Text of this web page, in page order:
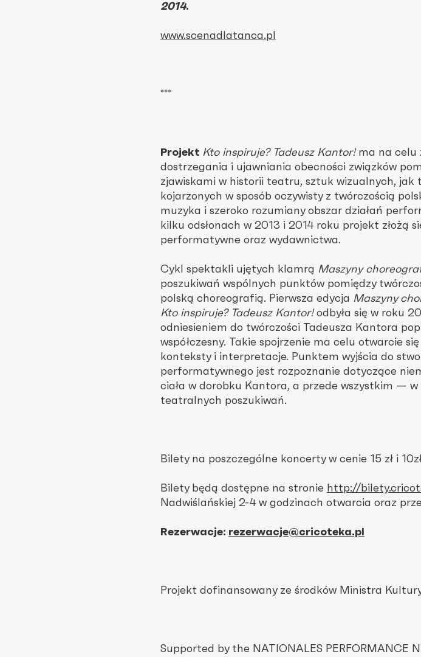
2014.
www.scenadlatanca.pl
***
Projekt Kto inspiruje? Tadeusz Kantor!ma na celu
dostrzegania i ujawniania obecności związków
zjawiskami w historii teatru, sztuk wizualnych, jak
kojarzonych w sposób oczywisty z twórczością
muzyka i szeroko rozumiany obszar działań
kilku odsłonach w 2013 i 2014 roku projekt złożą
performatywne oraz wydawnictwa.
Cykl spektakli ujętych klamrą Maszyny
poszukiwań wspólnych punktów pomiędzy
polską choreografią. Pierwsza edycja Maszyny
Kto inspiruje? Tadeusz Kantor!odbyła się w roku
odniesieniem do twórczości Tadeusza Kantora
współczesny. Takie spojrzenie ma celu otwarcie
konteksty i interpretacje. Punktem wyjścia do
performatywnego jest rozpoznanie dotyczące
ciała w dorobku Kantora, a przede wszystkim —
teatralnych poszukiwań.
Bilety na poszczególne koncerty w cenie 15 zł i
Bilety będą dostępne na stronie http://
Nadwiślańskiej 2-4 w godzinach otwarcia oraz
Rezerwacje: rezerwacje@cricoteka.pl
Projekt dofinansowany ze środków Ministra
Supported by the NATIONALES PERFORMANCE